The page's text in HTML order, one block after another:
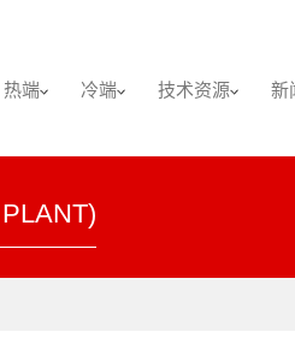
热端 冷端 技术资源 新